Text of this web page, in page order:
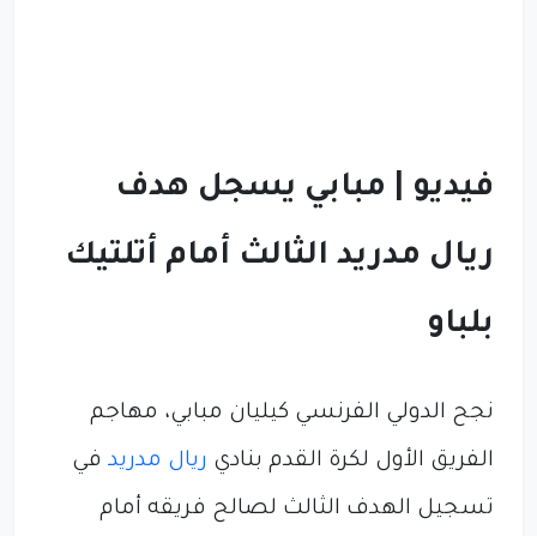
فيديو | مبابي يسجل هدف
ريال مدريد الثالث أمام أتلتيك
بلباو
نجح الدولي الفرنسي كيليان مبابي، مهاجم
الفريق الأول لكرة القدم بنادي ريال مدريد في
تسجيل الهدف الثالث لصالح فريقه أمام